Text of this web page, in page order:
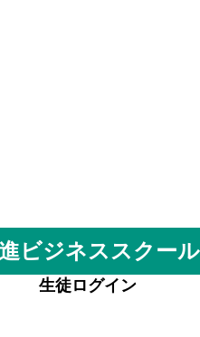
ビジネススクール
生徒ログイン